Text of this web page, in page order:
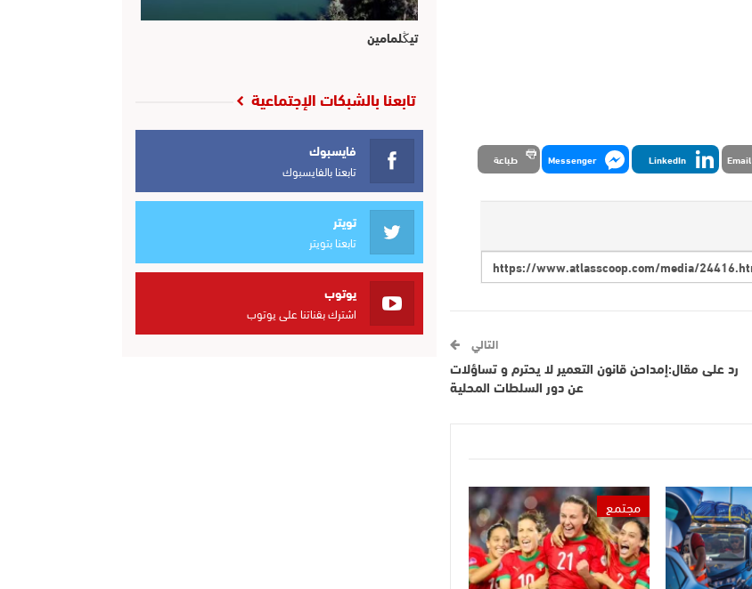
Email
LinkedIn
Messenger طباعة
التالي
رد على مقال:إمداحن قانون التعمير لا يحترم و تساؤلات
عن دور السلطات المحلية
مجتمع
تيڭلمامين
تابعنا بالشبكات الإجتماعية
فايسبوك
تابعنا بالفايسبوك
تويتر
تابعنا بتويتر
يوتوب
اشترك بقناتنا على يوتوب